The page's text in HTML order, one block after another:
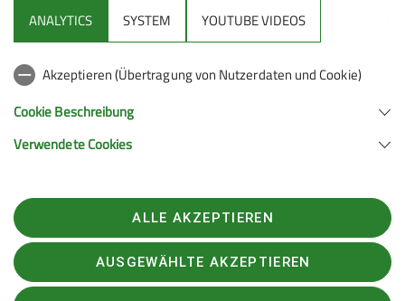
Klettern
Service
63450 Hanau
Telefon +496181257071
ANALYTICS SYSTEM YOUTUBE VIDEOS
Akzeptieren (Übertragung von Nutzerdaten und Cookie)
Cookie Beschreibung
Verwendete Cookies
ALLE AKZEPTIEREN
AUSGEWÄHLTE AKZEPTIEREN